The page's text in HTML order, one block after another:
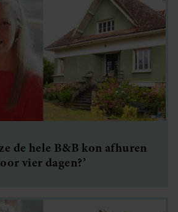
de hele B&B kon afhuren
vier dagen?’